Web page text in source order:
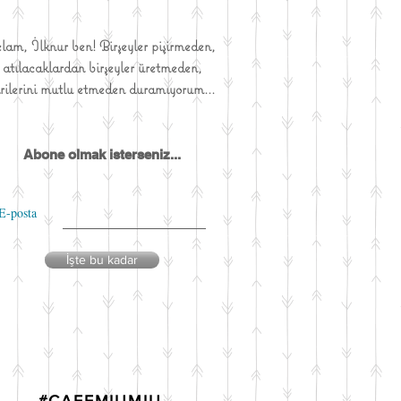
İlknur ben! Birşeyler pişirmeden,
atılacaklardan birşeyler üretmeden,
mutlu etmeden duramıyorum...
Abone olmak isterseniz...
posta
İşte bu kadar